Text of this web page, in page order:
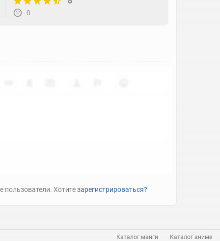
0
пользователи. Хотитезарегистрироваться?
Каталог манги Каталог аниме